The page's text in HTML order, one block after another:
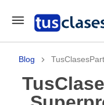
Blog
TusClasesParticulares o